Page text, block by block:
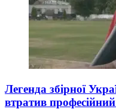
Легенда збірної
втратив професійний